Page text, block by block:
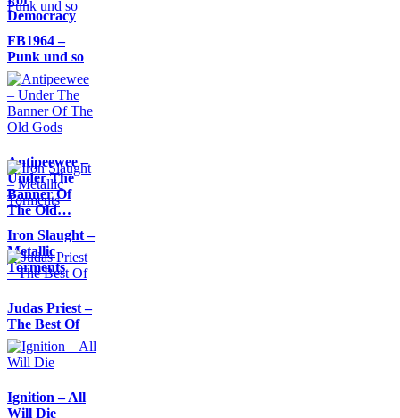
Democracy
FB1964 –
Punk und so
Antipeewee –
Under The
Banner Of
The Old…
Iron Slaught –
Metallic
Torments
Judas Priest –
The Best Of
Ignition – All
Will Die